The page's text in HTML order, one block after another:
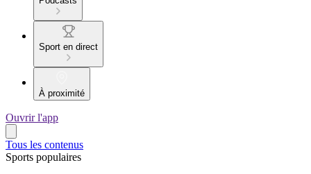
Sport en direct
À proximité
Ouvrir l'app
Tous les contenus
Sports populaires